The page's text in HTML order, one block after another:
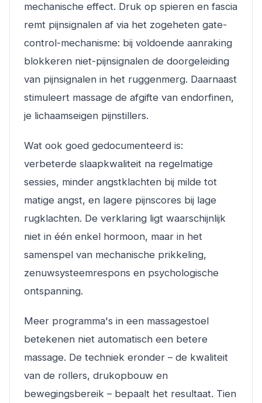
mechanische effect. Druk op spieren en fascia
remt pijnsignalen af via het zogeheten gate-
control-mechanisme: bij voldoende aanraking
blokkeren niet-pijnsignalen de doorgeleiding
van pijnsignalen in het ruggenmerg. Daarnaast
stimuleert massage de afgifte van endorfinen,
je lichaamseigen pijnstillers.
Wat ook goed gedocumenteerd is:
verbeterde slaapkwaliteit na regelmatige
sessies, minder angstklachten bij milde tot
matige angst, en lagere pijnscores bij lage
rugklachten. De verklaring ligt waarschijnlijk
niet in één enkel hormoon, maar in het
samenspel van mechanische prikkeling,
zenuwsysteemrespons en psychologische
ontspanning.
Meer programma's in een massagestoel
betekenen niet automatisch een betere
massage. De techniek eronder – de kwaliteit
van de rollers, drukopbouw en
bewegingsbereik – bepaalt het resultaat. Tien